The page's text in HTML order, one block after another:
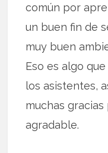
común por
un buen fin de
muy buen
Eso es algo
los asistentes,
muchas
agradable.